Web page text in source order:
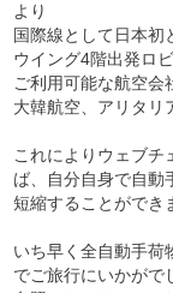
より
国際線として日本初
ウイング4階出発ロ
ご利用可能な航空会
大韓航空、アリタリ
これによりウェブチ
ば、自分自身で自動
短縮することができ
いち早く全自動手荷
でご旅行にいかがで